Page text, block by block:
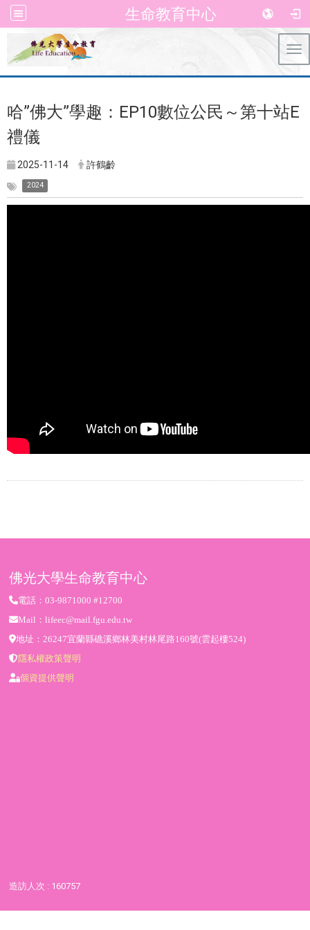
生命教育中心
哈”佛大”學趣：EP10數位公民～第十站E
禮儀
2025-11-14 許鶴齡
2024
佛光大學生命教育中心
電話：03-9871000 #12700
Mail：lifeec@mail.fgu.edu.tw
地址：26247宜蘭縣礁溪鄉林美村林尾路160號(雲起樓524)
隱私權政策聲明
個資提供聲明
造訪人次 : 160757